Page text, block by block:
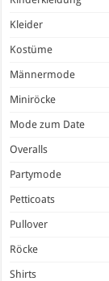
Kleider
Kostüme
Männermode
Miniröcke
Mode zum Date
Overalls
Partymode
Petticoats
Pullover
Röcke
Shirts